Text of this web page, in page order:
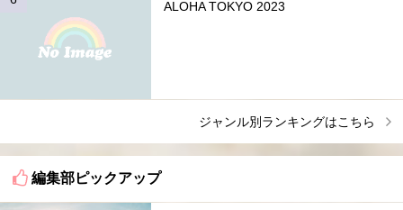
ALOHA TOKYO 2023
ジャンル別ランキングはこちら
編集部ピックアップ